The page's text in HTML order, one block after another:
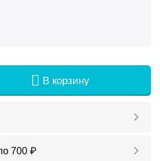
В корзину
700 ₽